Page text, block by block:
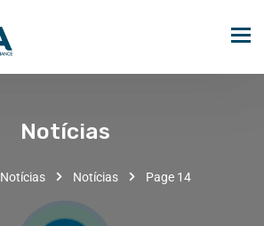
Notícias
Notícias Notícias Page 14